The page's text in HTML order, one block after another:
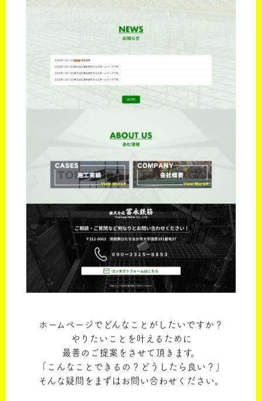
ホームページでどんなことがしたいですか？
やりたいことを叶えるために
最善のご提案をさせて頂きます。
「こんなことできるの？どうしたら良い？」
そんな疑問をまずはお問い合わせください。